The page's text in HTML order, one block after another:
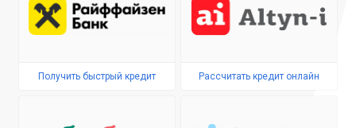
Получить быстрый кредит Рассчитать кредит онлайн